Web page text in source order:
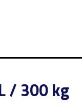
/ 300 kg